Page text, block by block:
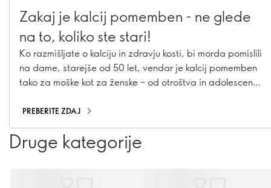
Zakaj je kalcij pomemben - ne glede
na to, koliko ste stari!
Ko razmišljate o kalciju in zdravju kosti, bi morda pomislili
na dame, starejše od 50 let, vendar je kalcij pomemben
tako za moške kot za ženske – od otroštva in adolescence
v vseh starostnih obdobjih in kako lahko poskrbite, da ga
boste vi – in tisti, ki jih imate radi – zaužili dovolj
PREBERITE ZDAJ
Druge kategorije